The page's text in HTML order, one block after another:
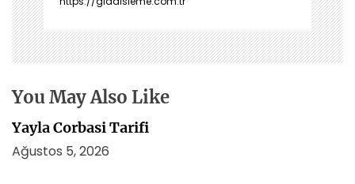
n
m
e
i
You May Also Like
Yayla Corbasi Tarifi
Ağustos 5, 2026